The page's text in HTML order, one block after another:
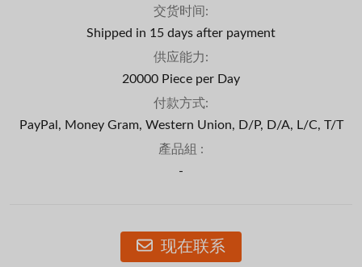
交货时间:
Shipped in 15 days after payment
供应能力:
20000 Piece per Day
付款方式:
PayPal, Money Gram, Western Union, D/P, D/A, L/C, T/T
產品組 :
-
现在联系